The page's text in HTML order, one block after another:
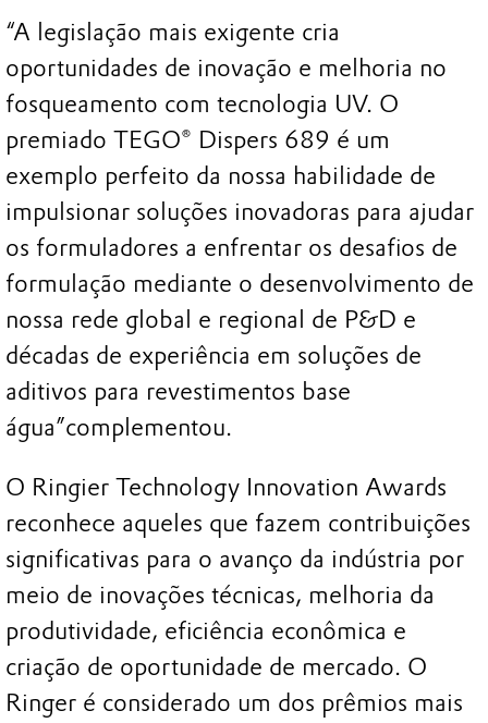
“A legislação mais exigente cria
oportunidades de inovação e melhoria no
fosqueamento com tecnologia UV. O
premiado TEGO® Dispers 689 é um
exemplo perfeito da nossa habilidade de
impulsionar soluções inovadoras para ajudar
os formuladores a enfrentar os desafios de
formulação mediante o desenvolvimento de
nossa rede global e regional de P&D e
décadas de experiência em soluções de
aditivos para revestimentos base
água”complementou.
O Ringier Technology Innovation Awards
reconhece aqueles que fazem contribuições
significativas para o avanço da indústria por
meio de inovações técnicas, melhoria da
produtividade, eficiência econômica e
criação de oportunidade de mercado. O
Ringer é considerado um dos prêmios mais